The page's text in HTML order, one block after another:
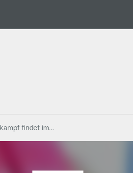
findet im…